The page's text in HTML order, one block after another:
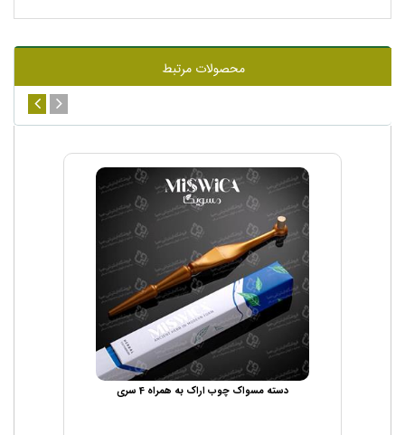
محصولات مرتبط
دسته مسواک چوب اراک به همراه 4 سری